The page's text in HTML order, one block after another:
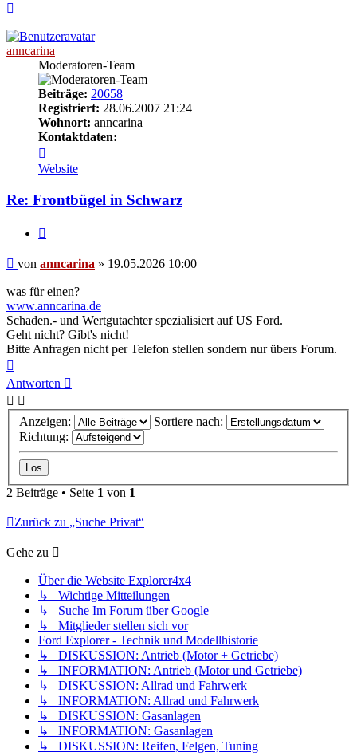
anncarina
Moderatoren-Team
Beiträge: 20658
Registriert: 28.06.2007 21:24
Wohnort: anncarina
Kontaktdaten:
von
anncarina
Website
Re: Frontbügel in Schwarz
Beitrag
von anncarina » 19.05.2026 10:00
was für einen?
www.anncarina.de
Schaden.- und Wertgutachter spezialisiert auf US Ford.
Geht nicht? Gibt's nicht!
Bitte Anfragen nicht per Telefon stellen sondern nur übers Forum.
oben
Antworten
Anzeigen:
Sortiere nach:
Richtung:
2 Beiträge • Seite 1 von 1
Zurück zu „Suche Privat“
Gehe zu
Über die Website Explorer4x4
↳ Wichtige Mitteilungen
↳ Suche Im Forum über Google
↳ Mitglieder stellen sich vor
Ford Explorer - Technik und Modellhistorie
↳ DISKUSSION: Antrieb (Motor + Getriebe)
↳ INFORMATION: Antrieb (Motor und Getriebe)
↳ DISKUSSION: Allrad und Fahrwerk
↳ INFORMATION: Allrad und Fahrwerk
↳ DISKUSSION: Gasanlagen
↳ INFORMATION: Gasanlagen
↳ DISKUSSION: Reifen, Felgen, Tuning